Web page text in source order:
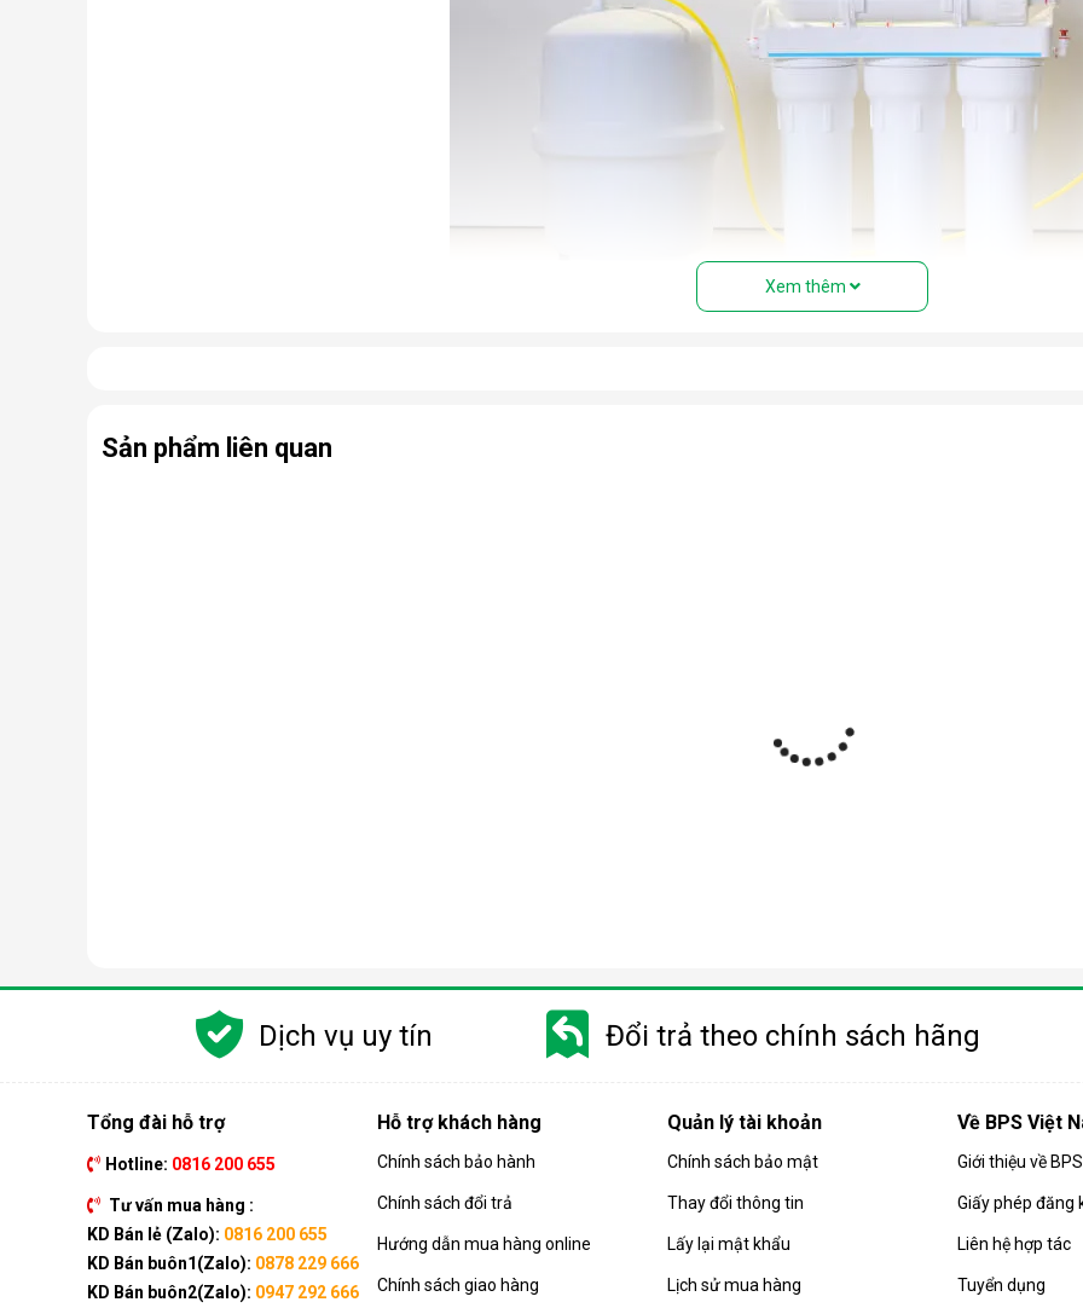
Màng lọc RO: Là trái tim của máy. Màng RO có khe lọc cực nhỏ (0.0001 micromet), chỉ cho phép các phân
Nguyên lý hoạt động của máy lọc nước RO
Công nghệ RO dựa trên quá trình thẩm thấu ngược, trong đó nước được ép qua một màng lọc bán thấm nhờ áp lực
đi qua, giữ lại gần như hoàn toàn tạp chất, vi khuẩn, virus, chất rắn hòa tan hay kim loại nặng.
Quá trình này đòi hỏi nguồn nước phải được đẩy lên áp suất cao hơn áp suất thẩm thấu tự nhiên, nhờ bơm tăng áp
Xem thêm
Sản phẩm liên quan
Dịch vụ uy tín Đổi trả theo chính sách hãng
Tổng đài hỗ trợ
Hotline: 0816 200 655
Tư vấn mua hàng :
KD Bán lẻ (Zalo): 0816 200 655
KD Bán buôn1(Zalo): 0878 229 666
KD Bán buôn2(Zalo): 0947 292 666
Hỗ trợ khách hàng
Chính sách bảo hành
Chính sách đổi trả
Hướng dẫn mua hàng online
Chính sách giao hàng
Quản lý tài khoản
Chính sách bảo mật
Thay đổi thông tin
Lấy lại mật khẩu
Lịch sử mua hàng
Về BPS Việt
Giới thiệu về
Giấy phép đăng
Liên hệ hợp tác
Tuyển dụng